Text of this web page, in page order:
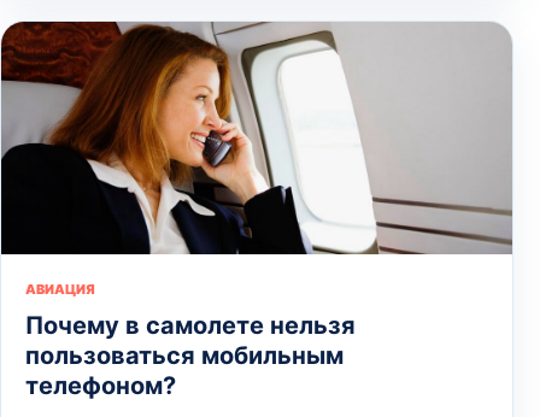
АВИАЦИЯ
Почему в самолете нельзя
пользоваться мобильным
телефоном?